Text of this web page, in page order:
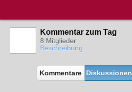
Kommentar zum Tag
8 Mitglieder
Beschreibung
Kommentare Diskussionen